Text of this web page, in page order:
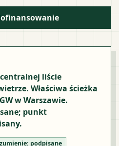
liście
Właściwa ścieżka
w Warszawie.
punkt
podpisane